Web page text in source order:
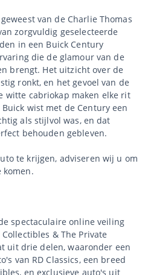
van de Charlie Thomas
zorgvuldig geselecteerde
in een Buick Century
die de glamour van de
brengt. Het uitzicht over de
ronkt, en het gevoel van de
witte cabriokap maken elke rit
wist met de Century een
als stijlvol was, en dat
behouden gebleven.
te krijgen, adviseren wij u om
komen.
spectaculaire online veiling
Collectibles & The Private
uit drie delen, waaronder een
van RD Classics, een breed
en exclusieve auto's uit